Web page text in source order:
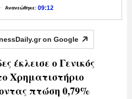
Ανανεώθηκε: 09:12
on Google
έκλεισε ο Γενικός
Χρηματιστήριο
πτώση 0,79%